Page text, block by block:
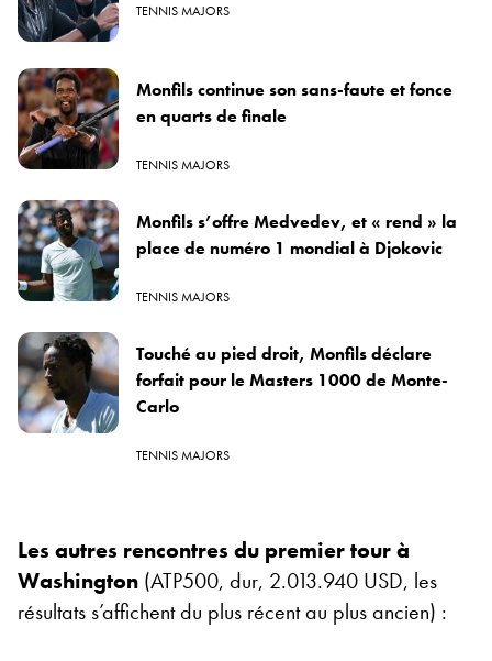
TENNIS MAJORS
Monfils continue son sans-faute et fonce
en quarts de finale
TENNIS MAJORS
Monfils s’offre Medvedev, et « rend » la
place de numéro 1 mondial à Djokovic
TENNIS MAJORS
Touché au pied droit, Monfils déclare
forfait pour le Masters 1000 de Monte-
Carlo
TENNIS MAJORS
Les autres rencontres du premier tour à
Washington (ATP500, dur, 2.013.940 USD, les
résultats s’affichent du plus récent au plus ancien) :